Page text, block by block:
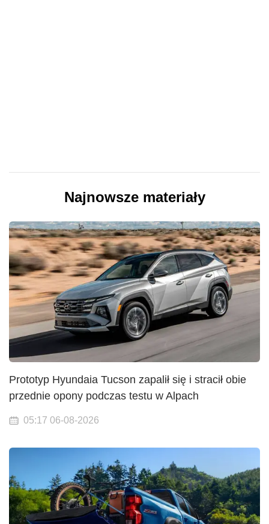
Najnowsze materiały
Prototyp Hyundaia Tucson zapalił się i stracił obie
przednie opony podczas testu w Alpach
05:17 06-08-2026